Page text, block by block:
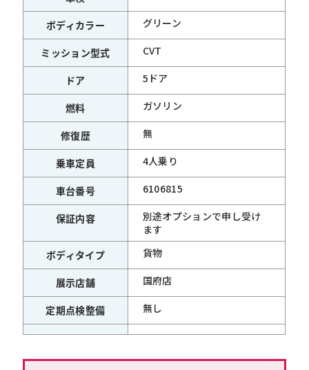
ボディカラー グリーン
ミッション型式 CVT
ドア 5ドア
燃料 ガソリン
修復歴 無
乗車定員 4人乗り
車台番号 6106815
保証内容
別途オプションで申し受け
ます
ボディタイプ
貨物
展示店舗 国府店
定期点検整備 無し